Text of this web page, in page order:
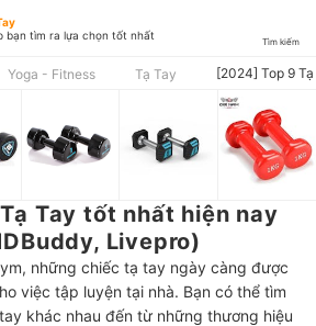
bạn tìm ra lựa chọn tốt nhất
Tìm kiếm
Yoga - Fitness Tạ Tay [2024] Top 9
Tay tốt nhất hiện nay
Livepro)
những chiếc tạ tay ngày càng được
việc tập luyện tại nhà. Bạn có thể tìm
khác nhau đến từ những thương hiệu